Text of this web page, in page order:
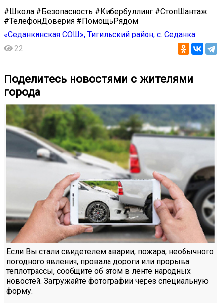
#Школа #Безопасность #Кибербуллинг #СтопШантаж
#ТелефонДоверия #ПомощьРядом
«Седанкинская СОШ», Тигильский район, с. Седанка
22
Поделитесь новостями с жителями
города
Если Вы стали свидетелем аварии, пожара, необычного
погодного явления, провала дороги или прорыва
теплотрассы, сообщите об этом в ленте народных
новостей. Загружайте фотографии через специальную
форму.